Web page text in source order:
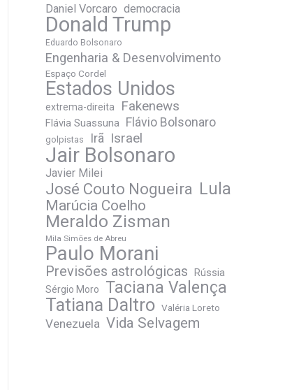
Daniel Vorcaro democracia
Donald Trump
Eduardo Bolsonaro
Engenharia & Desenvolvimento
Espaço Cordel
Estados Unidos
extrema-direita Fakenews
Flávia Suassuna Flávio Bolsonaro
golpistas Irã Israel
Jair Bolsonaro
Javier Milei
José Couto Nogueira Lula
Marúcia Coelho
Meraldo Zisman
Mila Simões de Abreu
Paulo Morani
Previsões astrológicas Rússia
Sérgio Moro Taciana Valença
Tatiana Daltro Valéria Loreto
Venezuela Vida Selvagem